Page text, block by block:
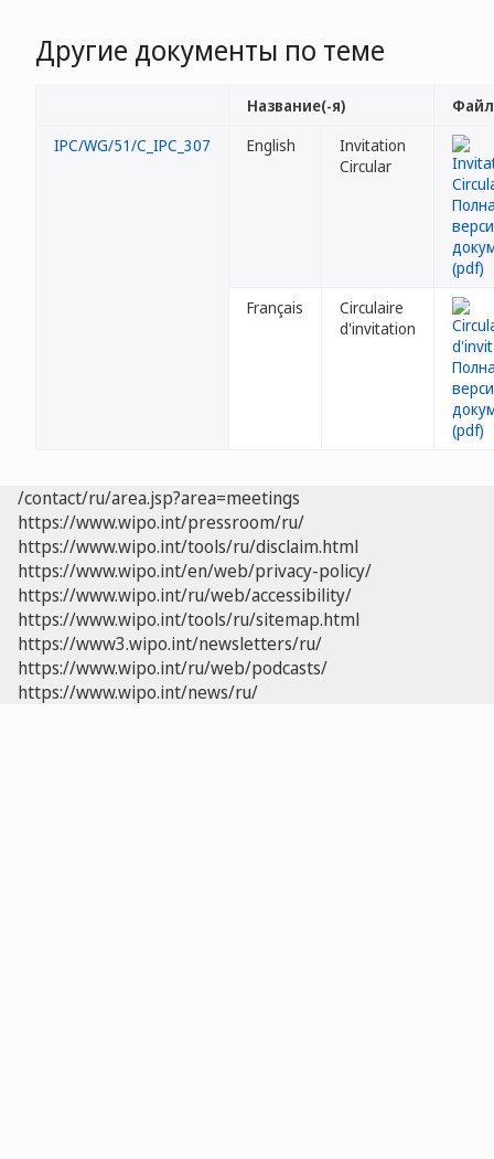
Другие документы по теме
Название(-я)
IPC/WG/51/C_IPC_307
English
Invitation
Circular
Français
Circulaire
d'invitation
/contact/ru/area.jsp?area=meetings
https://www.wipo.int/pressroom/ru/
https://www.wipo.int/tools/ru/disclaim.html
https://www.wipo.int/en/web/privacy-policy/
https://www.wipo.int/ru/web/accessibility/
https://www.wipo.int/tools/ru/sitemap.html
https://www3.wipo.int/newsletters/ru/
https://www.wipo.int/ru/web/podcasts/
https://www.wipo.int/news/ru/